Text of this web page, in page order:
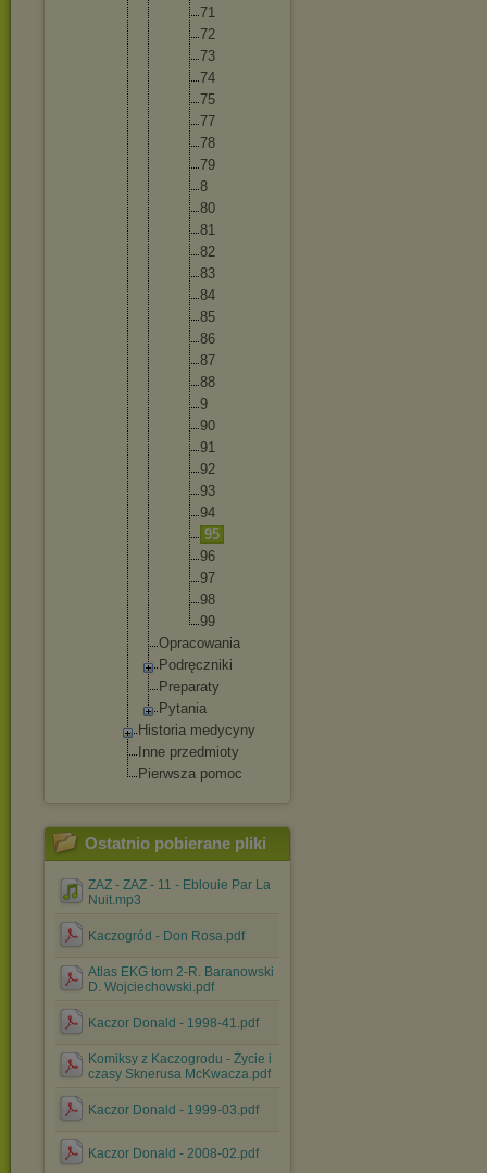
71
72
73
74
75
77
78
79
8
80
81
82
83
84
85
86
87
88
9
90
91
92
93
94
95
96
97
98
99
Opracowania
Podręczniki
Preparaty
Pytania
Historia medycyny
Inne przedmioty
Pierwsza pomoc
Ostatnio pobierane pliki
ZAZ - ZAZ - 11 - Eblouie Par La
Nuit.mp3
Kaczogród - Don Rosa.pdf
Atlas EKG tom 2-R. Baranowski
D. Wojciechowski.pdf
Kaczor Donald - 1998-41.pdf
Komiksy z Kaczogrodu - Życie i
czasy Sknerusa McKwacza.pdf
Kaczor Donald - 1999-03.pdf
Kaczor Donald - 2008-02.pdf